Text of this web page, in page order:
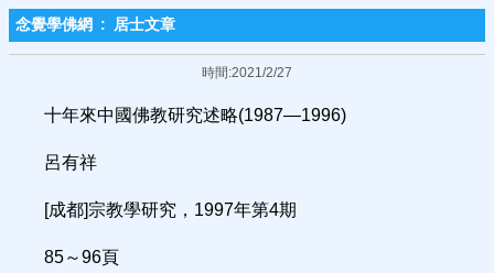
念覺學佛網 : 居士文章
時間:2021/2/27
十年來中國佛教研究述略(1987—1996)
呂有祥
[成都]宗教學研究，1997年第4期
85～96頁